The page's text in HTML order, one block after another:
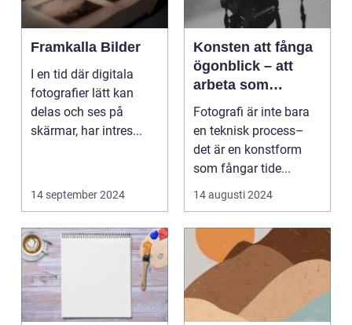
Framkalla Bilder
I en tid där digitala
fotografier lätt kan
delas och ses på
skärmar, har intres...
14 september 2024
Konsten att fånga
ögonblick – att
arbeta som
fotograf i
Norrköping
Fotografi är inte bara
en teknisk process–
det är en konstform
som fångar tide...
14 augusti 2024